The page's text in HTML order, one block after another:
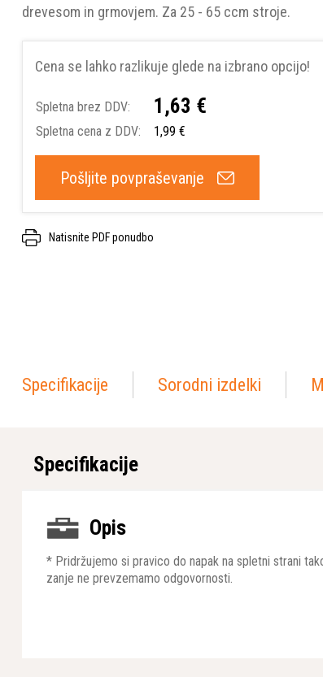
drevesom in grmovjem. Za 25 - 65 ccm stroje.
Cena se lahko razlikuje glede na izbrano opcijo!
Spletna brez DDV: 1,63 €
Spletna cena z DDV: 1,99 €
Pošljite povpraševanje
Natisnite PDF ponudbo
Specifikacije Sorodni izdelki
Specifikacije
Opis
* Pridržujemo si pravico do napak na spletni strani
zanje ne prevzemamo odgovornosti.